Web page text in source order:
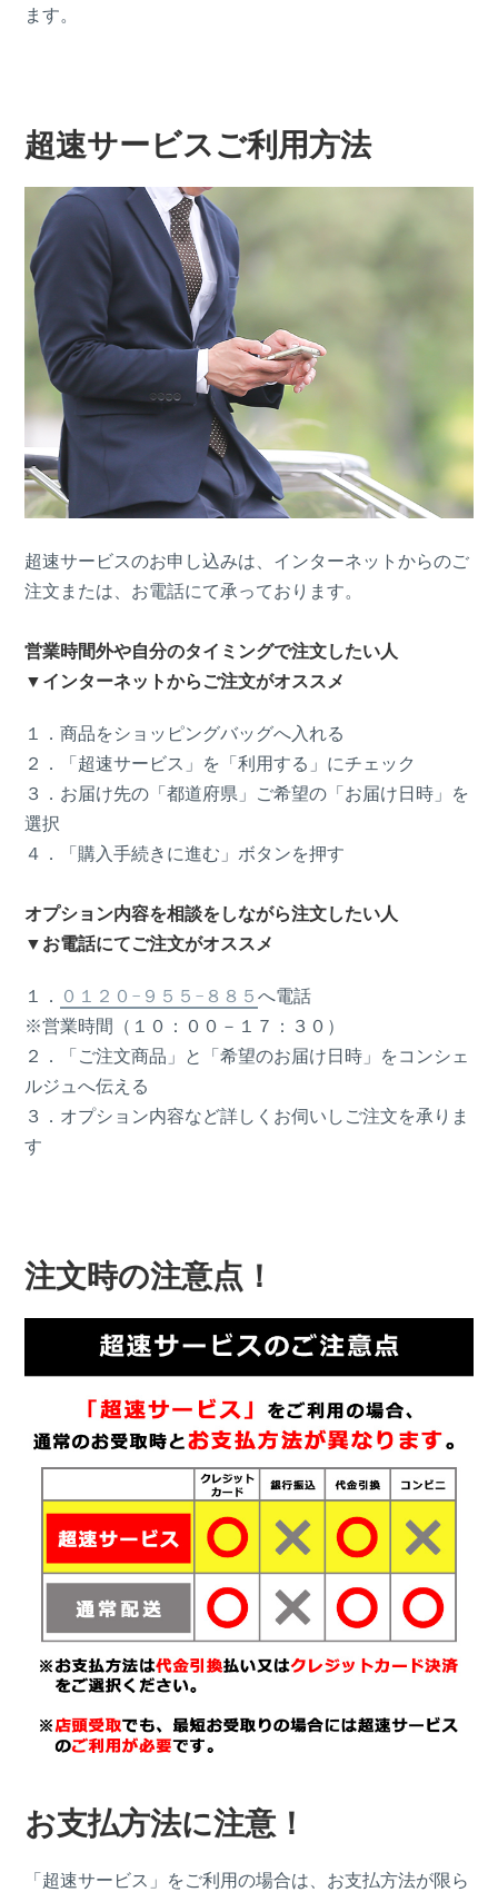
ます。
超速サービスご利用方法
超速サービスのお申し込みは、インターネットからのご
注文または、お電話にて承っております。
営業時間外や自分のタイミングで注文したい人
▼インターネットからご注文がオススメ
１．商品をショッピングバッグへ入れる
２．「超速サービス」を「利用する」にチェック
３．お届け先の「都道府県」ご希望の「お届け日時」を
選択
４．「購入手続きに進む」ボタンを押す
オプション内容を相談をしながら注文したい人
▼お電話にてご注文がオススメ
１． ０１２０-９５５-８８５へ電話
※営業時間（１０：００－１７：３０）
２．「ご注文商品」と「希望のお届け日時」をコンシェ
ルジュへ伝える
３．オプション内容など詳しくお伺いしご注文を承りま
す
注文時の注意点！
お支払方法に注意！
「超速サービス」をご利用の場合は、お支払方法が限ら